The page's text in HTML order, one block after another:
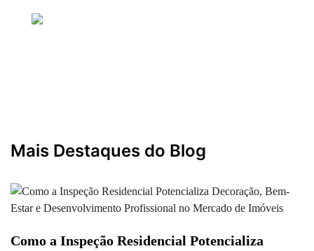
Mais Destaques do Blog
Como a Inspeção Residencial Potencializa